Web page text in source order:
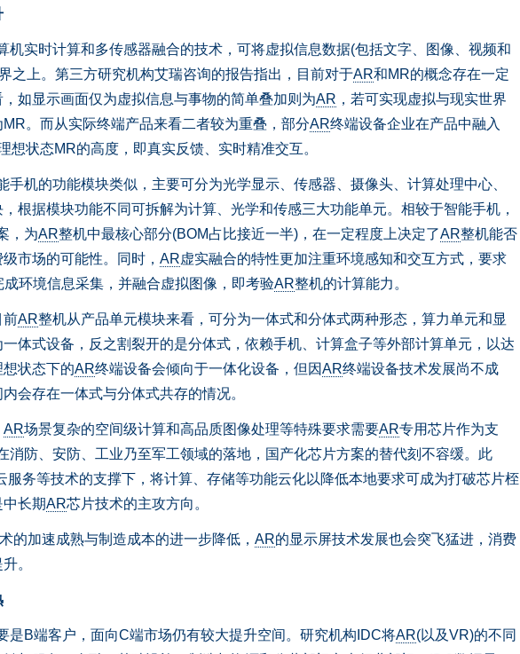
机实时计算和多传感器融合的技术，可将虚拟信息数据(包括文字、图像、视频和
之上。第三方研究机构艾瑞咨询的报告指出，目前对于AR和MR的概念存在一定
如显示画面仅为虚拟信息与事物的简单叠加则为AR ，若可实现虚拟与现实世界
。而从实际终端产品来看二者较为重叠，部分AR终端设备企业在产品中融入
想状态MR的高度，即真实反馈、实时精准交互。
手机的功能模块类似，主要可分为光学显示、传感器、摄像头、计算处理中心、
根据模块功能不同可拆解为计算、光学和传感三大功能单元。相较于智能手机，
，为AR整机中最核心部分(BOM占比接近一半)，在一定程度上决定了AR整机能否
市场的可能性。同时， AR虚实融合的特性更加注重环境感知和交互方式，要求
环境信息采集，并融合虚拟图像，即考验AR整机的计算能力。
AR整机从产品单元模块来看，可分为一体式和分体式两种形态，算力单元和显
体式设备，反之割裂开的是分体式，依赖手机、计算盒子等外部计算单元，以达
状态下的AR终端设备会倾向于一体化设备，但因AR终端设备技术发展尚不成
会存在一体式与分体式共存的情况。
AR场景复杂的空间级计算和高品质图像处理等特殊要求需要AR专用芯片作为支
消防、安防、工业乃至军工领域的落地，国产化芯片方案的替代刻不容缓。此
服务等技术的支撑下，将计算、存储等功能云化以降低本地要求可成为打破芯片桎
长期AR芯片技术的主攻方向。
加速成熟与制造成本的进一步降低， AR的显示屏技术发展也会突飞猛进，消费
。
是B端客户，面向C端市场仍有较大提升空间。研究机构IDC将AR(以及VR)的不同